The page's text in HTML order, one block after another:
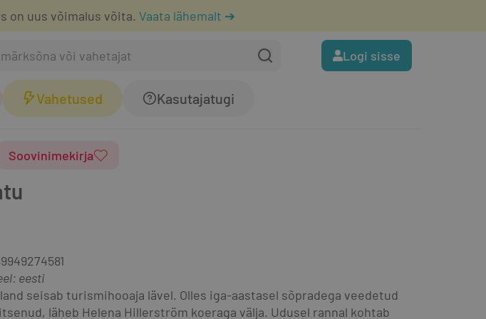
on uus võimalus võita. Vaata lähemalt ➔
Logi sisse
Vahetused Kasutajatugi
Soovinimekirja
eesti
seisab turismihooaja lävel. Olles iga-aastasel sõpradega veedetud
läheb Helena Hillerström koeraga välja. Udusel rannal kohtab